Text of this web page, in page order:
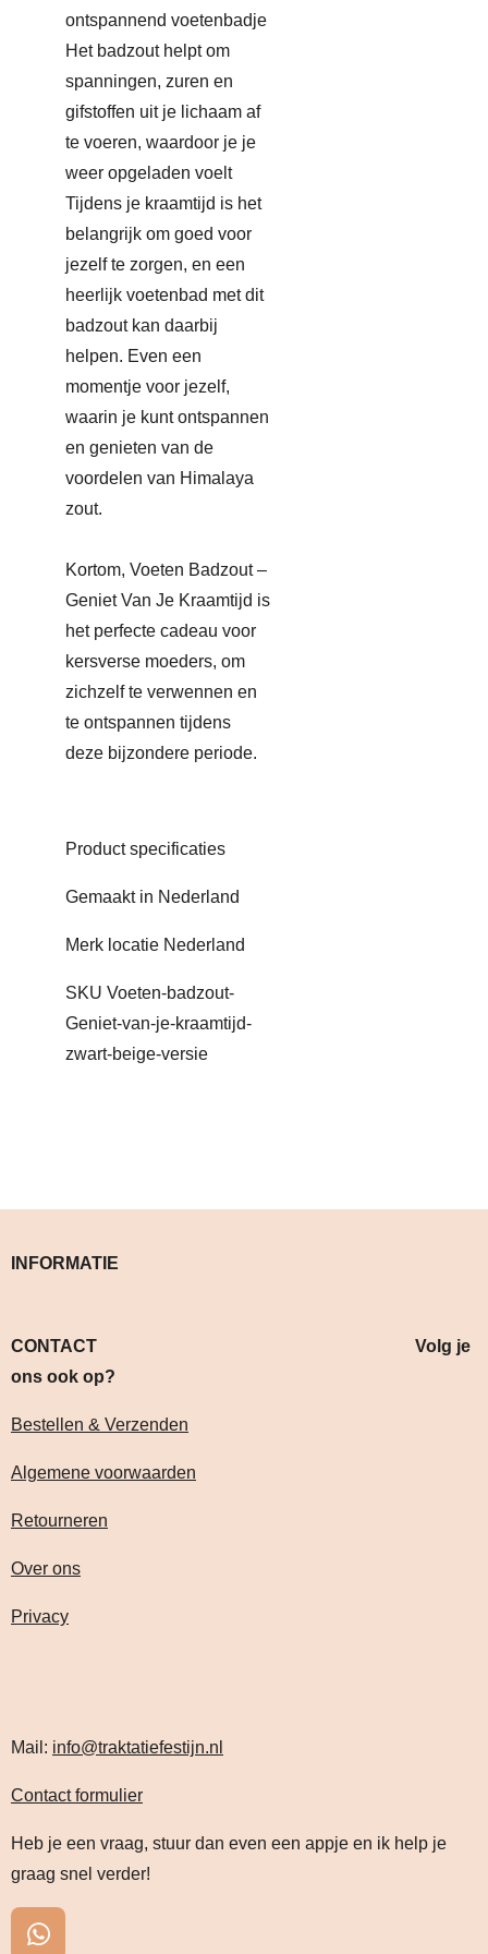
ontspannend voetenbadje
Het badzout helpt om
spanningen, zuren en
gifstoffen uit je lichaam af
te voeren, waardoor je je
weer opgeladen voelt
Tijdens je kraamtijd is het
belangrijk om goed voor
jezelf te zorgen, en een
heerlijk voetenbad met dit
badzout kan daarbij
helpen. Even een
momentje voor jezelf,
waarin je kunt ontspannen
en genieten van de
voordelen van Himalaya
zout.
Kortom, Voeten Badzout –
Geniet Van Je Kraamtijd is
het perfecte cadeau voor
kersverse moeders, om
zichzelf te verwennen en
te ontspannen tijdens
deze bijzondere periode.
Product specificaties
Gemaakt in Nederland
Merk locatie Nederland
SKU Voeten-badzout-
Geniet-van-je-kraamtijd-
zwart-beige-versie
INFORMATIE
CONTACT Volg je
ons ook op?
Bestellen & Verzenden
Algemene voorwaarden
Retourneren
Over ons
Privacy
Mail: info@traktatiefestijn.nl
Contact formulier
Heb je een vraag, stuur dan even een appje en ik help je
graag snel verder!
W